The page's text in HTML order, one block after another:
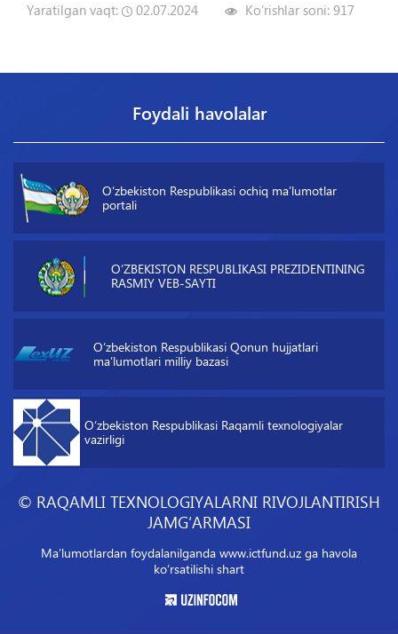
Yaratilgan vaqt: 02.07.2024 Ko‘rishlar soni: 917
Foydali havolalar
O‘zbekiston Respublikasi ochiq maʼlumotlar
portali
O‘ZBEKISTON RESPUBLIKASI PREZIDENTINING
RASMIY VEB-SAYTI
O‘zbekiston Respublikasi Qonun hujjatlari
maʼlumotlari milliy bazasi
O‘zbekiston Respublikasi Raqamli texnologiyalar
vazirligi
© RAQAMLI TEXNOLOGIYALARNI RIVOJLANTIRISH
JAMG‘ARMASI
Maʼlumotlardan foydalanilganda www.ictfund.uz ga havola
ko‘rsatilishi shart